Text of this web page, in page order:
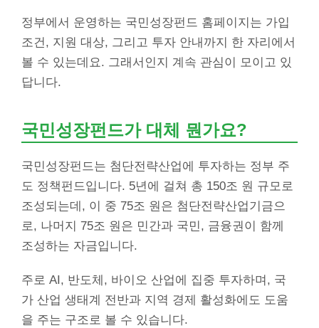
정부에서 운영하는 국민성장펀드 홈페이지는 가입
조건, 지원 대상, 그리고 투자 안내까지 한 자리에서
볼 수 있는데요. 그래서인지 계속 관심이 모이고 있
답니다.
국민성장펀드가 대체 뭔가요?
국민성장펀드는 첨단전략산업에 투자하는 정부 주
도 정책펀드입니다. 5년에 걸쳐 총 150조 원 규모로
조성되는데, 이 중 75조 원은 첨단전략산업기금으
로, 나머지 75조 원은 민간과 국민, 금융권이 함께
조성하는 자금입니다.
주로 AI, 반도체, 바이오 산업에 집중 투자하며, 국
가 산업 생태계 전반과 지역 경제 활성화에도 도움
을 주는 구조로 볼 수 있습니다.